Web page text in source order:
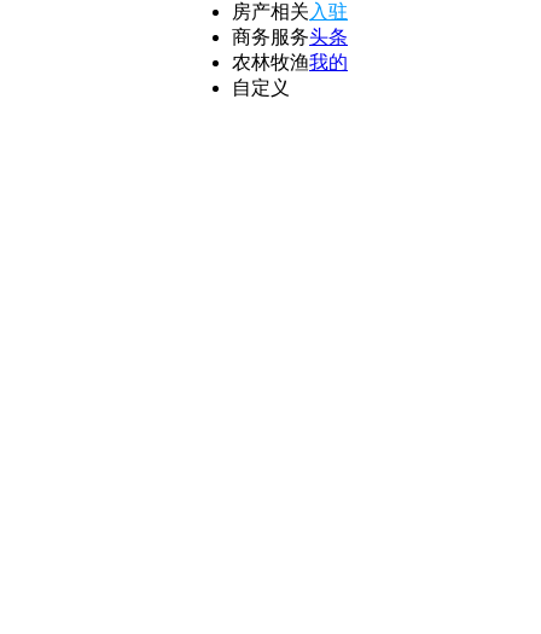
房产相关
商务服务
农林牧渔
自定义
入驻
头条
我的